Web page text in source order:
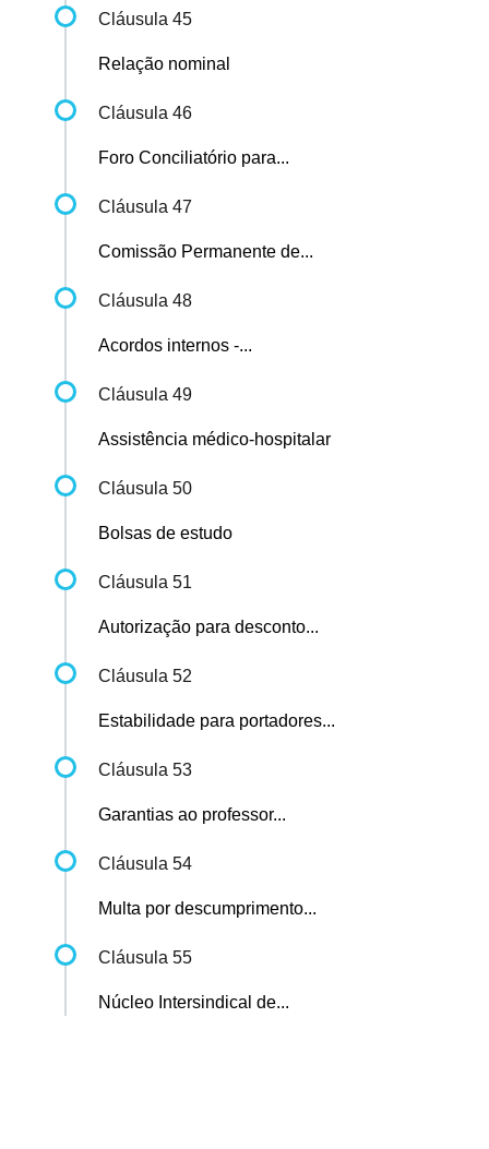
Cláusula 45
Relação nominal
Cláusula 46
Foro Conciliatório para...
Cláusula 47
Comissão Permanente de...
Cláusula 48
Acordos internos -...
Cláusula 49
Assistência médico-hospitalar
Cláusula 50
Bolsas de estudo
Cláusula 51
Autorização para desconto...
Cláusula 52
Estabilidade para portadores...
Cláusula 53
Garantias ao professor...
Cláusula 54
Multa por descumprimento...
Cláusula 55
Núcleo Intersindical de...